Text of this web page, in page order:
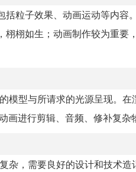
粒子效果、动画运动等内
栩如生；动画制作较为重
模型与所请求的光源呈现。
进行剪辑、音频、修补复杂
杂，需要良好的设计和技术